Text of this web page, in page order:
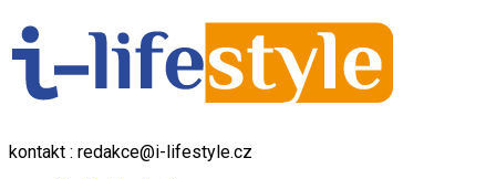
kontakt : redakce@i-lifestyle.cz